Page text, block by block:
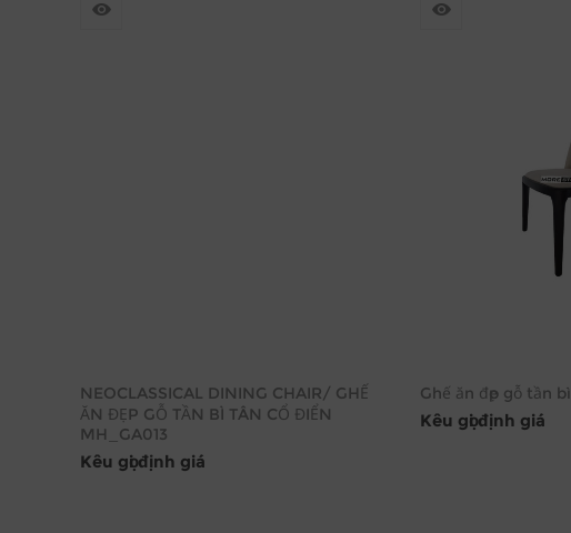
NEOCLASSICAL DINING CHAIR/ GHẾ
ĂN ĐẸP GỖ TẦN BÌ TÂN CỔ ĐIỂN
MH_GA013
Kêu gọi định giá
Ghế ăn đẹp gỗ tần bì
Kêu gọi định giá